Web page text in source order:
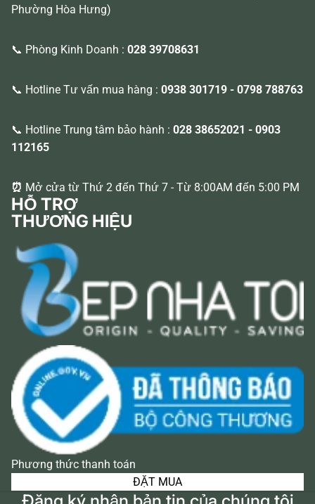
Phường Hòa Hưng)
📞 Phòng Kinh Doanh : 028 39708631
📞 Hotline Tư vấn mua hàng : 0938 301719 - 0798 788763
📞 Hotline Trung tâm bảo hành : 028 38652021 - 0903
112165
⏰ Mở cửa từ Thứ 2 đến Thứ 7 - Từ 8:00AM đến 5:00 PM
HỖ TRỢ
THƯƠNG HIỆU
Phương thức thanh toán
ĐẶT MUA